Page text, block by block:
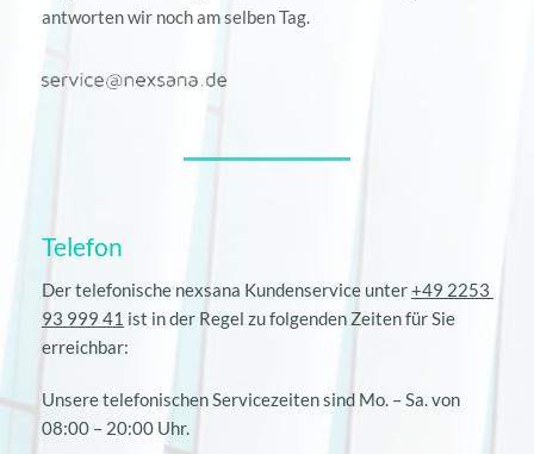
antworten wir noch am selben Tag.
Telefon
Der telefonische nexsana Kundenservice unter +49 2253
93 999 41 ist in der Regel zu folgenden Zeiten für Sie
erreichbar:
Unsere telefonischen Servicezeiten sind Mo. – Sa. von
08:00 – 20:00 Uhr.